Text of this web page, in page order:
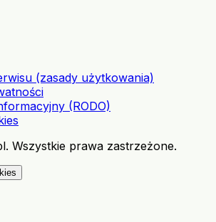
(zasady użytkowania)
(RODO)
Wszystkie prawa zastrzeżone.